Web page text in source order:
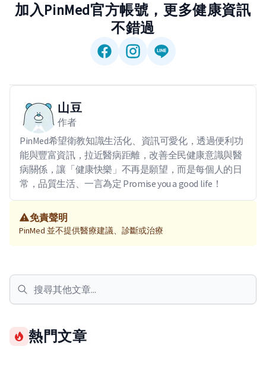
加入PinMed官方帳號，更多健康資訊
不錯過
山豆
作者
PinMed希望衛教知識生活化、資訊可愛化，透過便利功
能與豐富資訊，拉近醫病距離，改善全民健康意識與醫
病關係，讓「健康快樂」不再是願望，而是每個人的日
常，品質生活、一言為定 Promise you a good life！
免責聲明
PinMed 並不提供醫療建議、診斷或治療
熱門文章